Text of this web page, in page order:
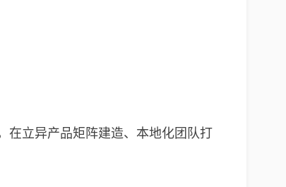
在立异产品矩阵建造、本地化团队打